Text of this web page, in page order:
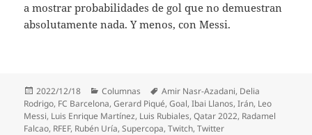
a mostrar probabilidades de gol que no demuestran
absolutamente nada. Y menos, con Messi.
Publicado
el
2022/12/18 Categorías
Columnas Etiquetas
Amir Nasr-Azadani, Delia
Rodrigo, FC Barcelona,Gerard Piqué,Goal,Ibai Llanos,Irán, Leo
Messi, Luis Enrique Martínez, Luis Rubiales,Qatar 2022, Radamel
Falcao, RFEF, Rubén Uría,Supercopa,Twitch,Twitter